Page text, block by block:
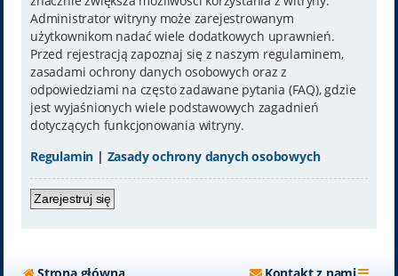
Administrator witryny może zarejestrowanym
użytkownikom nadać wiele dodatkowych uprawnień.
Przed rejestracją zapoznaj się z naszym regulaminem,
zasadami ochrony danych osobowych oraz z
odpowiedziami na często zadawane pytania (FAQ), gdzie
jest wyjaśnionych wiele podstawowych zagadnień
dotyczących funkcjonowania witryny.
Regulamin | Zasady ochrony danych osobowych
Zarejestruj się
Strona główna Kontakt z nami